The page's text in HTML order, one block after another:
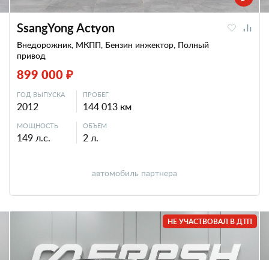
SsangYong Actyon
Внедорожник, МКПП, Бензин инжектор, Полный
привод
899 000 ₽
ГОД ВЫПУСКА
2012
ПРОБЕГ
144 013 км
МОЩНОСТЬ
149 л.с.
ОБЪЕМ
2 л.
автомобиль партнера
НЕ УЧАСТВОВАЛ В ДТП